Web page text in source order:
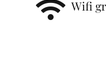
Wifi